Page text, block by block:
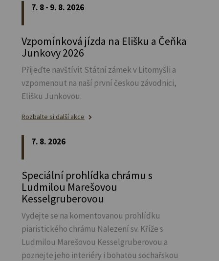
7. 8 - 9. 8. 2026
Vzpomínková jízda na Elišku a Čeňka
Junkovy 2026
Přijeďte navštívit Státní zámek v Litomyšli a
vzpomenout na naší první českou závodnici,
Elišku Junkovou.
Rozbalte si další akce
7. 8. 2026
Speciální prohlídka chrámu s
Ludmilou Marešovou
Kesselgruberovou
Vydejte se na komentovanou prohlídku
piaristického chrámu Nalezení sv. Kříže s
Ludmilou Marešovou Kesselgruberovou a
poznejte jeho interiéry i bohatou sochařskou